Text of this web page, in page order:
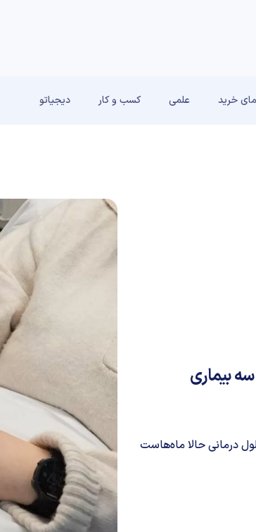
خرید علمی کسب و کار دیجیاتو
درمانی زن ۴۷ ساله با سه بیماری
درمانی حالا ماه‌هاست